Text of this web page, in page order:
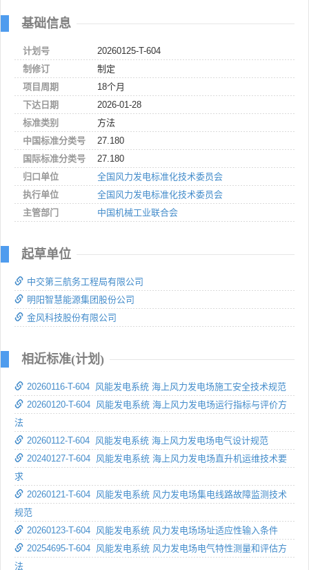
基础信息
计划号
20260125-T-604
制修订
制定
项目周期
18个月
下达日期
2026-01-28
标准类别
方法
中国标准分类号
27.180
国际标准分类号
27.180
归口单位
全国风力发电标准化技术委员会
执行单位
全国风力发电标准化技术委员会
主管部门
中国机械工业联合会
起草单位
中交第三航务工程局有限公司
明阳智慧能源集团股份公司
金风科技股份有限公司
相近标准(计划)
20260116-T-604 风能发电系统 海上风力发电场施工安全技术规范
20260120-T-604 风能发电系统 海上风力发电场运行指标与评价方
法
20260112-T-604 风能发电系统 海上风力发电场电气设计规范
20240127-T-604 风能发电系统 海上风力发电场直升机运维技术要
求
20260121-T-604 风能发电系统 风力发电场集电线路故障监测技术
规范
20260123-T-604 风能发电系统 风力发电场场址适应性输入条件
20254695-T-604 风能发电系统 风力发电场电气特性测量和评估方
法